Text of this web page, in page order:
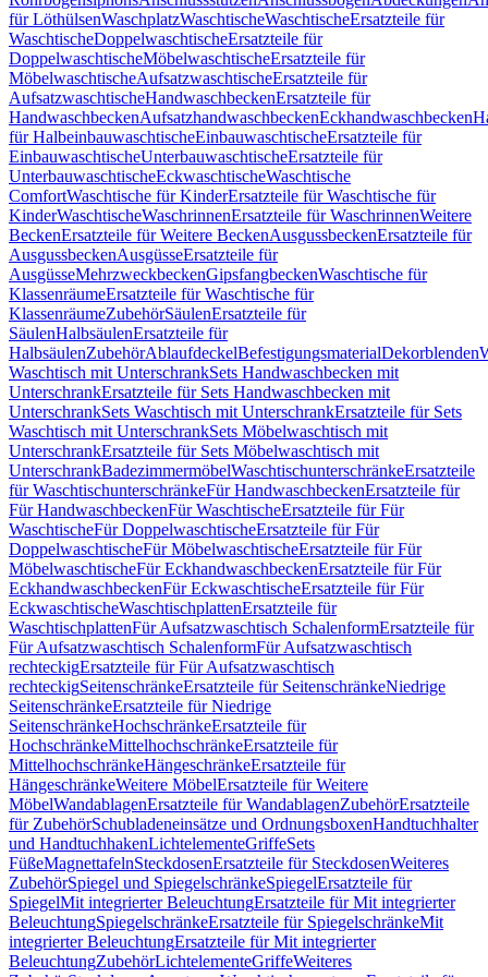
für LöthülsenWaschplatzWaschtischeWaschtischeErsatzteile für
WaschtischeDoppelwaschtischeErsatzteile für
DoppelwaschtischeMöbelwaschtischeErsatzteile für
MöbelwaschtischeAufsatzwaschtischeErsatzteile für
AufsatzwaschtischeHandwaschbeckenErsatzteile für
HandwaschbeckenAufsatzhandwaschbeckenEckhandwaschbecken
für HalbeinbauwaschtischeEinbauwaschtischeErsatzteile für
EinbauwaschtischeUnterbauwaschtischeErsatzteile für
UnterbauwaschtischeEckwaschtischeWaschtische
ComfortWaschtische für KinderErsatzteile für Waschtische für
KinderWaschtischeWaschrinnenErsatzteile für WaschrinnenWeitere
BeckenErsatzteile für Weitere BeckenAusgussbeckenErsatzteile für
AusgussbeckenAusgüsseErsatzteile für
AusgüsseMehrzweckbeckenGipsfangbeckenWaschtische für
KlassenräumeErsatzteile für Waschtische für
KlassenräumeZubehörSäulenErsatzteile für
SäulenHalbsäulenErsatzteile für
HalbsäulenZubehörAblaufdeckelBefestigungsmaterialDekorblenden
Waschtisch mit UnterschrankSets Handwaschbecken mit
UnterschrankErsatzteile für Sets Handwaschbecken mit
UnterschrankSets Waschtisch mit UnterschrankErsatzteile für Sets
Waschtisch mit UnterschrankSets Möbelwaschtisch mit
UnterschrankErsatzteile für Sets Möbelwaschtisch mit
UnterschrankBadezimmermöbelWaschtischunterschränkeErsatzteile
für WaschtischunterschränkeFür HandwaschbeckenErsatzteile für
Für HandwaschbeckenFür WaschtischeErsatzteile für Für
WaschtischeFür DoppelwaschtischeErsatzteile für Für
DoppelwaschtischeFür MöbelwaschtischeErsatzteile für Für
MöbelwaschtischeFür EckhandwaschbeckenErsatzteile für Für
EckhandwaschbeckenFür EckwaschtischeErsatzteile für Für
EckwaschtischeWaschtischplattenErsatzteile für
WaschtischplattenFür Aufsatzwaschtisch SchalenformErsatzteile für
Für Aufsatzwaschtisch SchalenformFür Aufsatzwaschtisch
rechteckigErsatzteile für Für Aufsatzwaschtisch
rechteckigSeitenschränkeErsatzteile für SeitenschränkeNiedrige
SeitenschränkeErsatzteile für Niedrige
SeitenschränkeHochschränkeErsatzteile für
HochschränkeMittelhochschränkeErsatzteile für
MittelhochschränkeHängeschränkeErsatzteile für
HängeschränkeWeitere MöbelErsatzteile für Weitere
MöbelWandablagenErsatzteile für WandablagenZubehörErsatzteile
für ZubehörSchubladeneinsätze und OrdnungsboxenHandtuchhalter
und HandtuchhakenLichtelementeGriffeSets
FüßeMagnettafelnSteckdosenErsatzteile für SteckdosenWeiteres
ZubehörSpiegel und SpiegelschränkeSpiegelErsatzteile für
SpiegelMit integrierter BeleuchtungErsatzteile für Mit integrierter
BeleuchtungSpiegelschränkeErsatzteile für SpiegelschränkeMit
integrierter BeleuchtungErsatzteile für Mit integrierter
BeleuchtungZubehörLichtelementeGriffeWeiteres